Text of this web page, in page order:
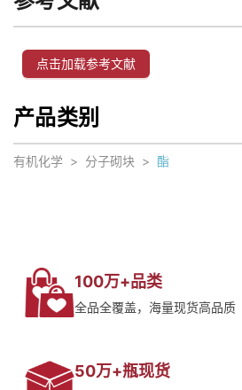
点击加载参考文献
产品类别
有机化学 > 分子砌块 > 酯
100万+品类
全品全覆盖，海量现货高品质
50万+瓶现货